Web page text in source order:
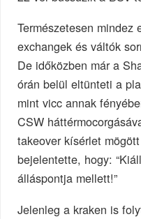
Természetesen
exchangek és váltók
De időközben már a
órán belül eltünteti a
mint vicc annak
CSW
takeover kísérlet
bejelentette, hogy:
álláspontja mellett!”
Jelenleg a kraken is